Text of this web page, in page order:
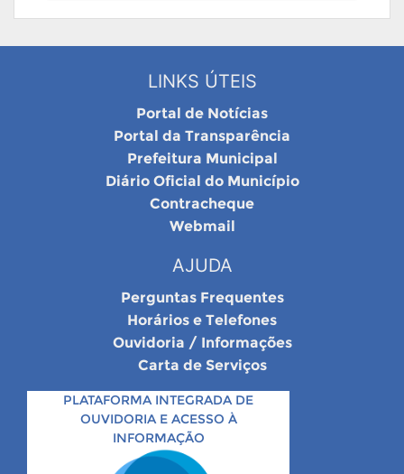
LINKS ÚTEIS
Portal de Notícias
Portal da Transparência
Prefeitura Municipal
Diário Oficial do Município
Contracheque
Webmail
AJUDA
Perguntas Frequentes
Horários e Telefones
Ouvidoria / Informações
Carta de Serviços
PLATAFORMA INTEGRADA DE
OUVIDORIA E ACESSO À
INFORMAÇÃO